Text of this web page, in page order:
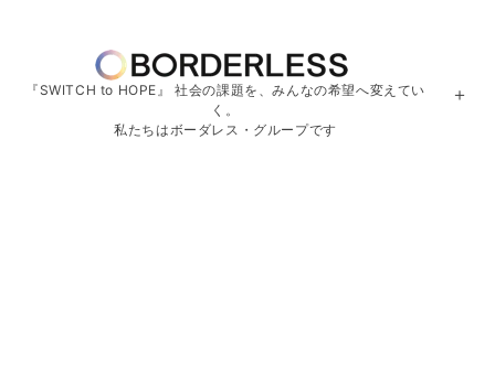
『SWITCH to HOPE』 社会の課題を、みんなの希望へ変えてい
く。
私たちはボーダレス・グループです
＋